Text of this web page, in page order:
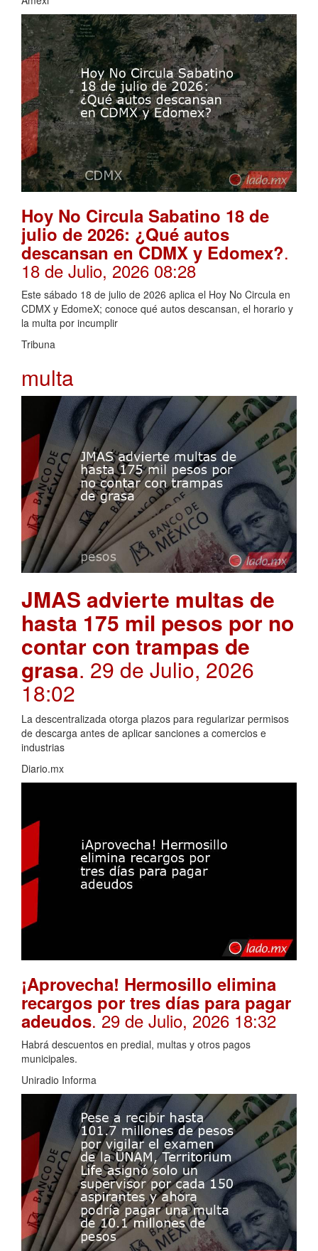
Hoy No Circula Sabatino 18 de
julio de 2026: ¿Qué autos
descansan en CDMX y Edomex?.
18 de Julio, 2026 08:28
Este sábado 18 de julio de 2026 aplica el Hoy No Circula en
CDMX y EdomeX; conoce qué autos descansan, el horario y
la multa por incumplir
Tribuna
multa
JMAS advierte multas de
hasta 175 mil pesos por no
contar con trampas de
grasa. 29 de Julio, 2026
18:02
La descentralizada otorga plazos para regularizar permisos
de descarga antes de aplicar sanciones a comercios e
industrias
Diario.mx
¡Aprovecha! Hermosillo elimina
recargos por tres días para pagar
adeudos. 29 de Julio, 2026 18:32
Habrá descuentos en predial, multas y otros pagos
municipales.
Uniradio Informa